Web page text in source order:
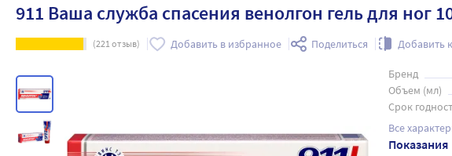
911 Ваша служба спасения венолгон гель для ног
(221отзыв) Добавить в избранное Поделиться Добавить
Бренд
Объем (мл)
Срок
Все
Показания